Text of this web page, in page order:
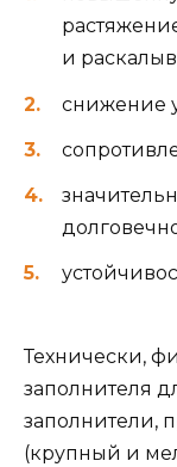
и
снижение
Технически,
заполнителя
заполнители,
(крупный и